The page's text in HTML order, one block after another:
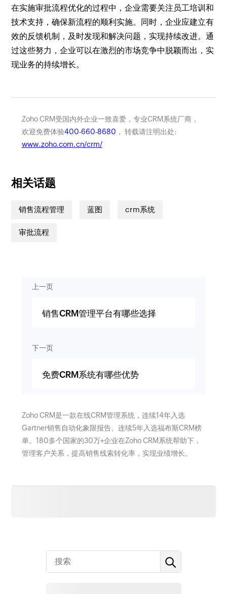
在实施审批流程优化的过程中，企业需要关注员工培训和
技术支持，确保新流程的顺利实施。同时，企业应建立有
效的反馈机制，及时发现和解决问题，实现持续改进。通
过这些努力，企业可以在激烈的市场竞争中脱颖而出，实
现业务的持续增长。
Zoho CRM受国内外企业一致喜爱，专业CRM系统厂商，
欢迎免费体验400-660-8680 ， 转载请注明出处:
www.zoho.com.cn/crm/
相关话题
销售流程管理 蓝图 crm系统
审批流程
上一页
销售CRM管理平台有哪些选择
下一页
免费CRM系统有哪些优势
Zoho CRM是一款在线CRM管理系统，连续14年入选
Gartner销售自动化象限报告、连续5年入选福布斯CRM榜
单。180多个国家的30万+企业在Zoho CRM系统帮助下，
管理客户关系，提高销售线索转化率，实现业绩增长。